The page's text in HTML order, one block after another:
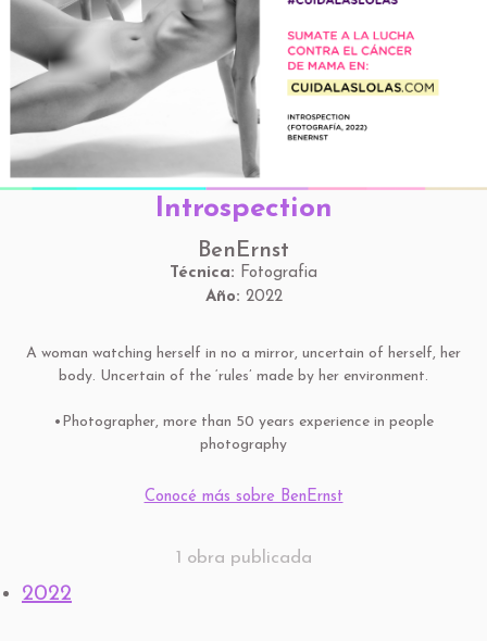
Introspection
BenErnst
Técnica: Fotografia
Año: 2022
A woman watching herself in no a mirror, uncertain of herself, her
body. Uncertain of the ‘rules’ made by her environment.
•Photographer, more than 50 years experience in people
photography
Conocé más sobre BenErnst
1 obra publicada
2022